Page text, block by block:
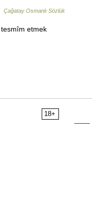
Çağatay Osmanlı Sözlük
18+